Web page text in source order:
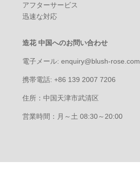
アフターサービス
迅速な対応
造花 中国へのお問い合わせ
電子メール: enquiry@blush-rose.com
携帯電話: +86 139 2007 7206
住所：中国天津市武清区
営業時間：月～土 08:30～20:00